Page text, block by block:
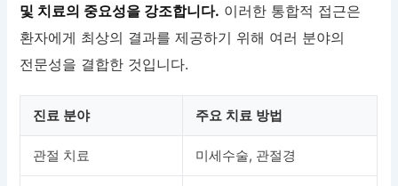
및 치료의 중요성을 강조합니다. 이러한 통합적 접근은
환자에게 최상의 결과를 제공하기 위해 여러 분야의
전문성을 결합한 것입니다.
진료 분야 주요 치료 방법
관절 치료 미세수술, 관절경